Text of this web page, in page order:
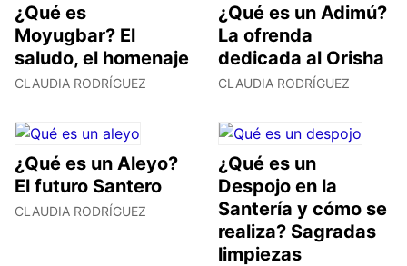
¿Qué es
Moyugbar? El
saludo, el homenaje
CLAUDIA RODRÍGUEZ
¿Qué es un Adimú?
La ofrenda
dedicada al Orisha
CLAUDIA RODRÍGUEZ
¿Qué es un Aleyo?
El futuro Santero
CLAUDIA RODRÍGUEZ
¿Qué es un
Despojo en la
Santería y cómo se
realiza? Sagradas
limpiezas